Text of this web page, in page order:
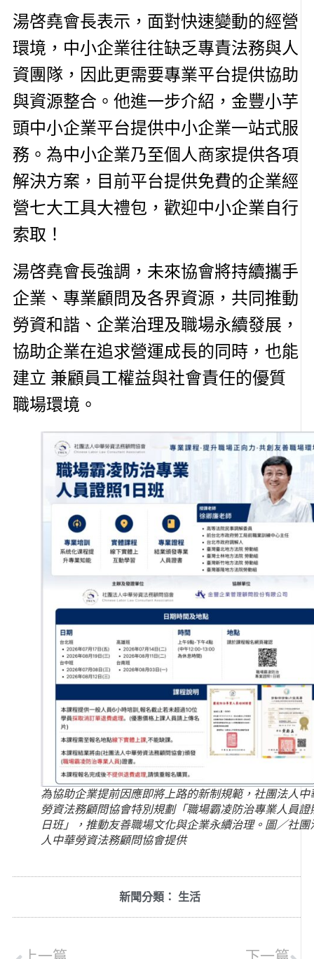
湯啓堯會長表示，面對快速變動的經營
環境，中小企業往往缺乏專責法務與人
資團隊，因此更需要專業平台提供協助
與資源整合。他進一步介紹，金豐小芋
頭中小企業平台提供中小企業一站式服
務。為中小企業乃至個人商家提供各項
解決方案，目前平台提供免費的企業經
營七大工具大禮包，歡迎中小企業自行
索取！
湯啓堯會長強調，未來協會將持續攜手
企業、專業顧問及各界資源，共同推動
勞資和諧、企業治理及職場永續發展，
協助企業在追求營運成長的同時，也能
建立 兼顧員工權益與社會責任的優質
職場環境。
為協助企業提前因應即將上路的新制規範，社團法人中
勞資法務顧問協會特別規劃「職場霸凌防治專業人員證
日班」，推動友善職場文化與企業永續治理。圖／社團
人中華勞資法務顧問協會提供
新聞分類： 生活